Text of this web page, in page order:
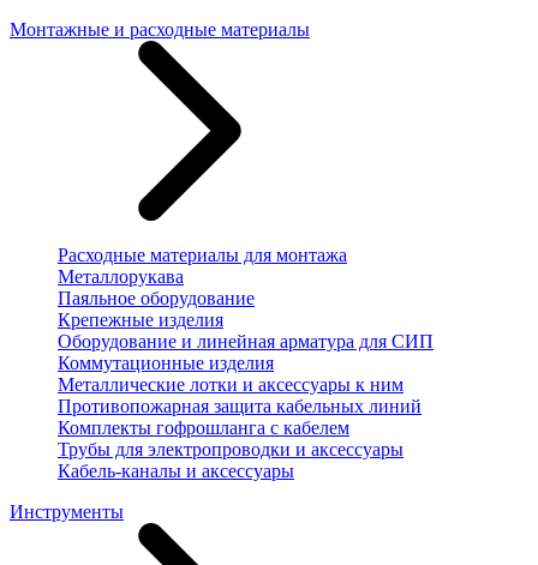
Монтажные и расходные материалы
Расходные материалы для монтажа
Металлорукава
Паяльное оборудование
Крепежные изделия
Оборудование и линейная арматура для СИП
Коммутационные изделия
Металлические лотки и аксессуары к ним
Противопожарная защита кабельных линий
Комплекты гофрошланга с кабелем
Трубы для электропроводки и аксессуары
Кабель-каналы и аксессуары
Инструменты